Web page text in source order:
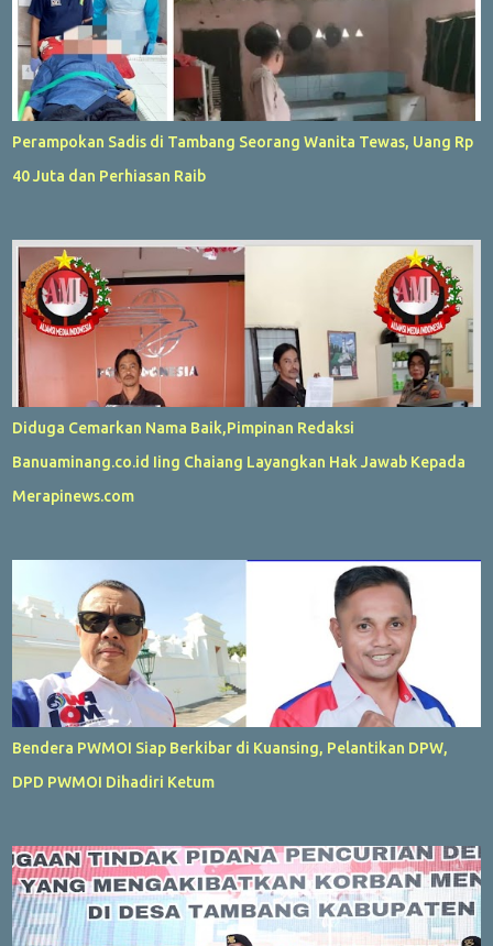
Perampokan Sadis di Tambang Seorang Wanita Tewas, Uang Rp
40 Juta dan Perhiasan Raib
Diduga Cemarkan Nama Baik,Pimpinan Redaksi
Banuaminang.co.id Iing Chaiang Layangkan Hak Jawab Kepada
Merapinews.com
Bendera PWMOI Siap Berkibar di Kuansing, Pelantikan DPW,
DPD PWMOI Dihadiri Ketum